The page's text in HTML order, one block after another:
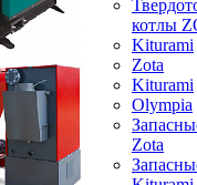
котлы
Kiturami
Zota
Kiturami
Olympia
Zota